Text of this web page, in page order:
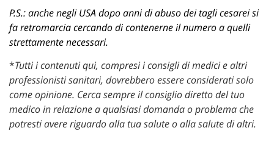
P.S.: anche negli USA dopo anni di abuso dei tagli cesarei si
fa retromarcia cercando di contenerne il numero a quelli
strettamente necessari.
*Tutti i contenuti qui, compresi i consigli di medici e altri
professionisti sanitari, dovrebbero essere considerati solo
come opinione. Cerca sempre il consiglio diretto del tuo
medico in relazione a qualsiasi domanda o problema che
potresti avere riguardo alla tua salute o alla salute di altri.